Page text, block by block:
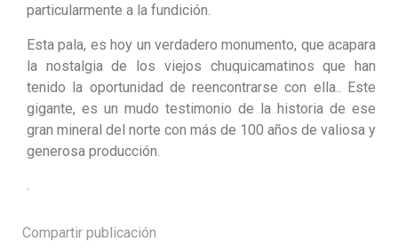
particularmente a la fundición.
Esta pala, es hoy un verdadero monumento, que acapara
la nostalgia de los viejos chuquicamatinos que han
tenido la oportunidad de reencontrarse con ella.. Este
gigante, es un mudo testimonio de la historia de ese
gran mineral del norte con más de 100 años de valiosa y
generosa producción.
.
Compartir publicación